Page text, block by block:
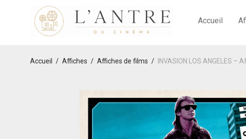
Accueil
Accueil / Affiches / Affiches de films / INVASION LOS ANGELES